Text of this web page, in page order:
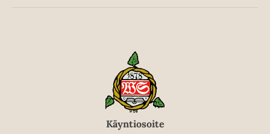
Käyntiosoite